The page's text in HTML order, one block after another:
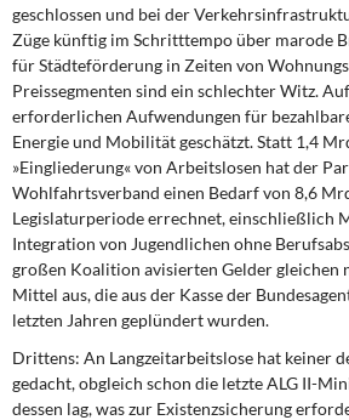
geschlossen und bei der
Züge künftig im Schritttempo über marode
für Städteförderung in Zeiten von
Preissegmenten sind ein schlechter Witz.
erforderlichen Aufwendungen für
Energie und Mobilität geschätzt. Statt 1,4
»Eingliederung« von Arbeitslosen hat der
Wohlfahrtsverband einen Bedarf von 8,6
Legislaturperiode errechnet, einschließlich
Integration von Jugendlichen ohne
großen Koalition avisierten Gelder gleichen
Mittel aus, die aus der Kasse der
letzten Jahren geplündert wurden.
Drittens: An Langzeitarbeitslose hat keiner
gedacht, obgleich schon die letzte ALG II-
dessen lag, was zur Existenzsicherung